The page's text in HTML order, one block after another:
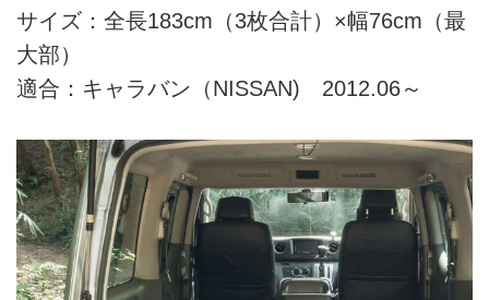
サイズ：全長183cm（3枚合計）×幅76cm（最
大部）
適合：キャラバン（NISSAN) 2012.06～